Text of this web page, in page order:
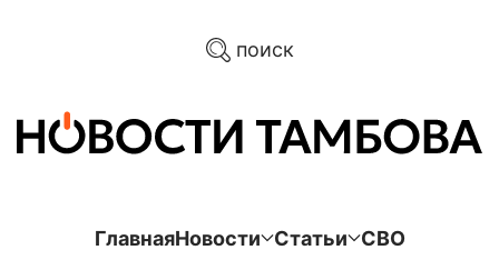
поиск
ГлавнаяНовости Статьи СВО